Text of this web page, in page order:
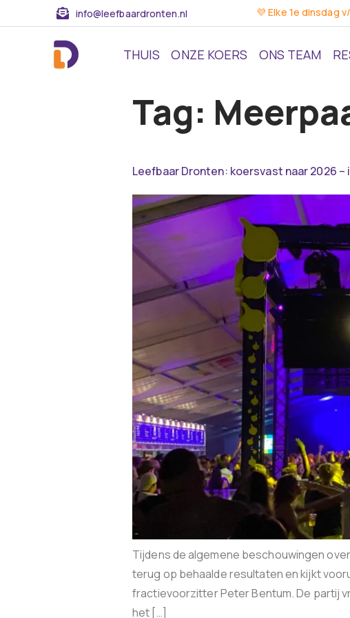
info@leefbaardronten.nl 💜 Elke 1e dinsdag
THUIS ONZE KOERS ONS TEAM
Tag:
Leefbaar Dronten: koersvast naar 2026
Tijdens de algemene beschouwingen
terug op behaalde resultaten en kijkt
fractievoorzitter Peter Bentum. De partij
het […]